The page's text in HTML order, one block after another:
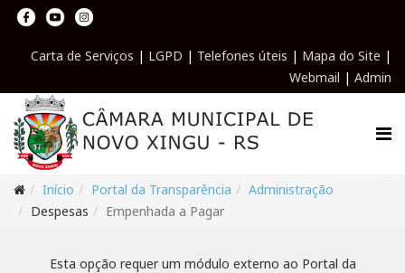
Carta de Serviços | LGPD | Telefones úteis | Mapa do Site |
Webmail | Admin
Início Portal da Transparência
Administração
Despesas
Empenhada a Pagar
Esta opção requer um módulo externo ao Portal da